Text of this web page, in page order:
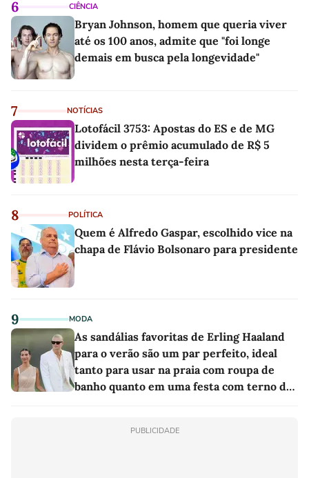
6 CIÊNCIA
Bryan Johnson, homem que queria viver
até os 100 anos, admite que "foi longe
demais em busca pela longevidade"
7 NOTÍCIAS
Lotofácil 3753: Apostas do ES e de MG
dividem o prêmio acumulado de R$ 5
milhões nesta terça-feira
8 POLÍTICA
Quem é Alfredo Gaspar, escolhido vice na
chapa de Flávio Bolsonaro para presidente
9 MODA
As sandálias favoritas de Erling Haaland
para o verão são um par perfeito, ideal
tanto para usar na praia com roupa de
banho quanto em uma festa com terno de
PUBLICIDADE